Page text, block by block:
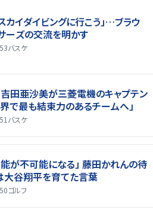
カイダイビングに行こう」…ブラウ
ーズの交流を明かす
バスケ
田亜沙美が三菱電機のキャプテン
で最も結束力のあるチームへ」
バスケ
が不可能になる」 藤田かれんの待
大谷翔平を育てた言葉
ゴルフ